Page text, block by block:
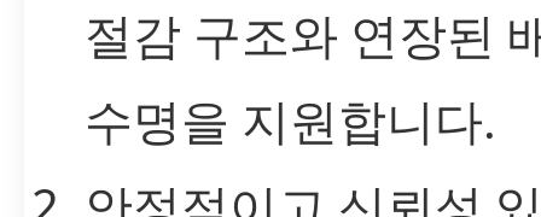
절감 구조와 연장된
수명을 지원합니다.